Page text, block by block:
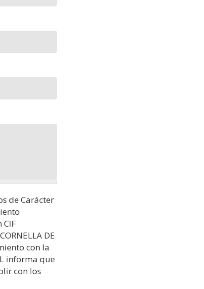
de Carácter
CIF
DE
con la
informa que
con los